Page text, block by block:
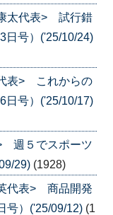
太代表> 試行錯
日号）('25/10/24)
表> これからの
日号）('25/10/17)
週５でスポーツ
29) (1928)
代表> 商品開発
号）('25/09/12) (1